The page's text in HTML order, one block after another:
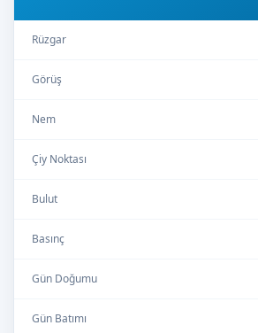
Rüzgar
Görüş
Nem
Çiy Noktası
Bulut
Basınç
Gün Doğumu
Gün Batımı